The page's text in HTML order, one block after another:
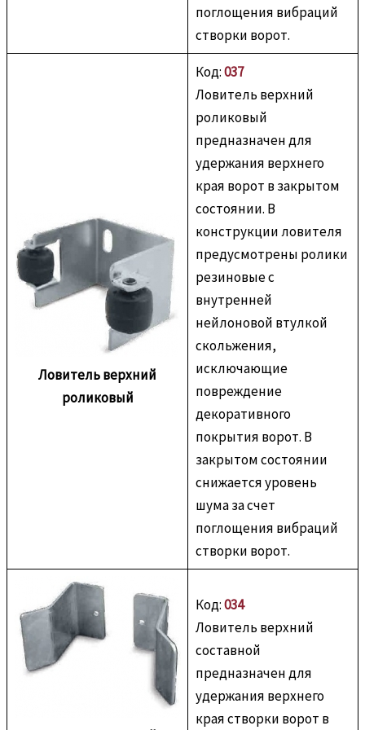
поглощения вибраций
створки ворот.
Ловитель верхний
роликовый
Код:037
Ловитель верхний
роликовый
предназначен для
удержания верхнего
края ворот в закрытом
состоянии. В
конструкции ловителя
предусмотрены ролики
резиновые с
внутренней
нейлоновой втулкой
скольжения,
исключающие
повреждение
декоративного
покрытия ворот. В
закрытом состоянии
снижается уровень
шума за счет
поглощения вибраций
створки ворот.
Код:034
Ловитель верхний
составной
предназначен для
удержания верхнего
края створки ворот в